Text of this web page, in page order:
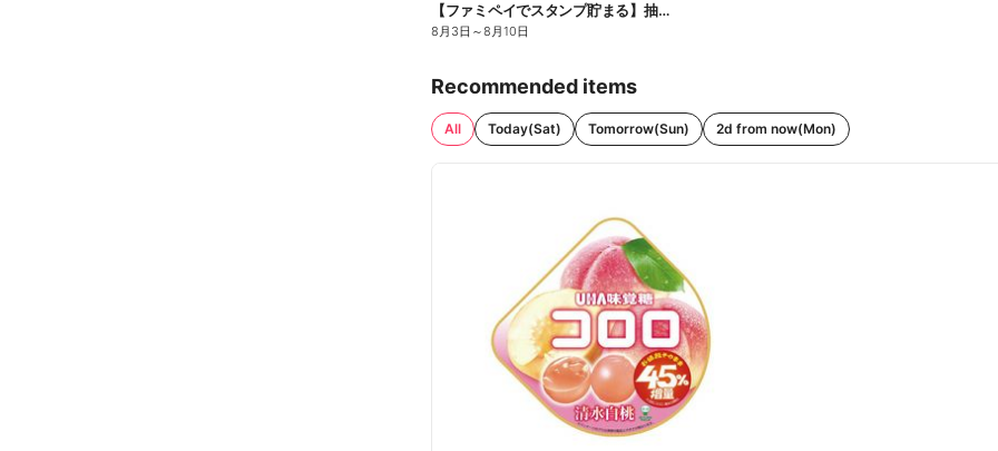
【ファミペイでスタンプ貯まる】抽選でペアチケットが当たる!
8月3日 ～8月10日
Recommended items
All Today(Sat) Tomorrow(Sun) 2d from now(Mon)